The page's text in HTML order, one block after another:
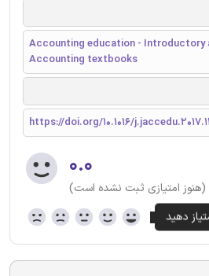
Accounting education - Introductory
Accounting textbooks
https://doi.org/10.1016/
۰.۰
(هنوز امتیازی ثبت نشده است)